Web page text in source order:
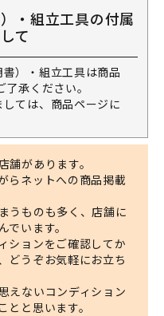
・組立工具の付属
て
）・組立工具は商品
承ください。
ては、商品ページに
舗があります。
らネットへの商品掲載
うものも多く、店舗に
います。
ションをご確認してか
どうぞお気軽にお立ち
えないコンディション
と思います。